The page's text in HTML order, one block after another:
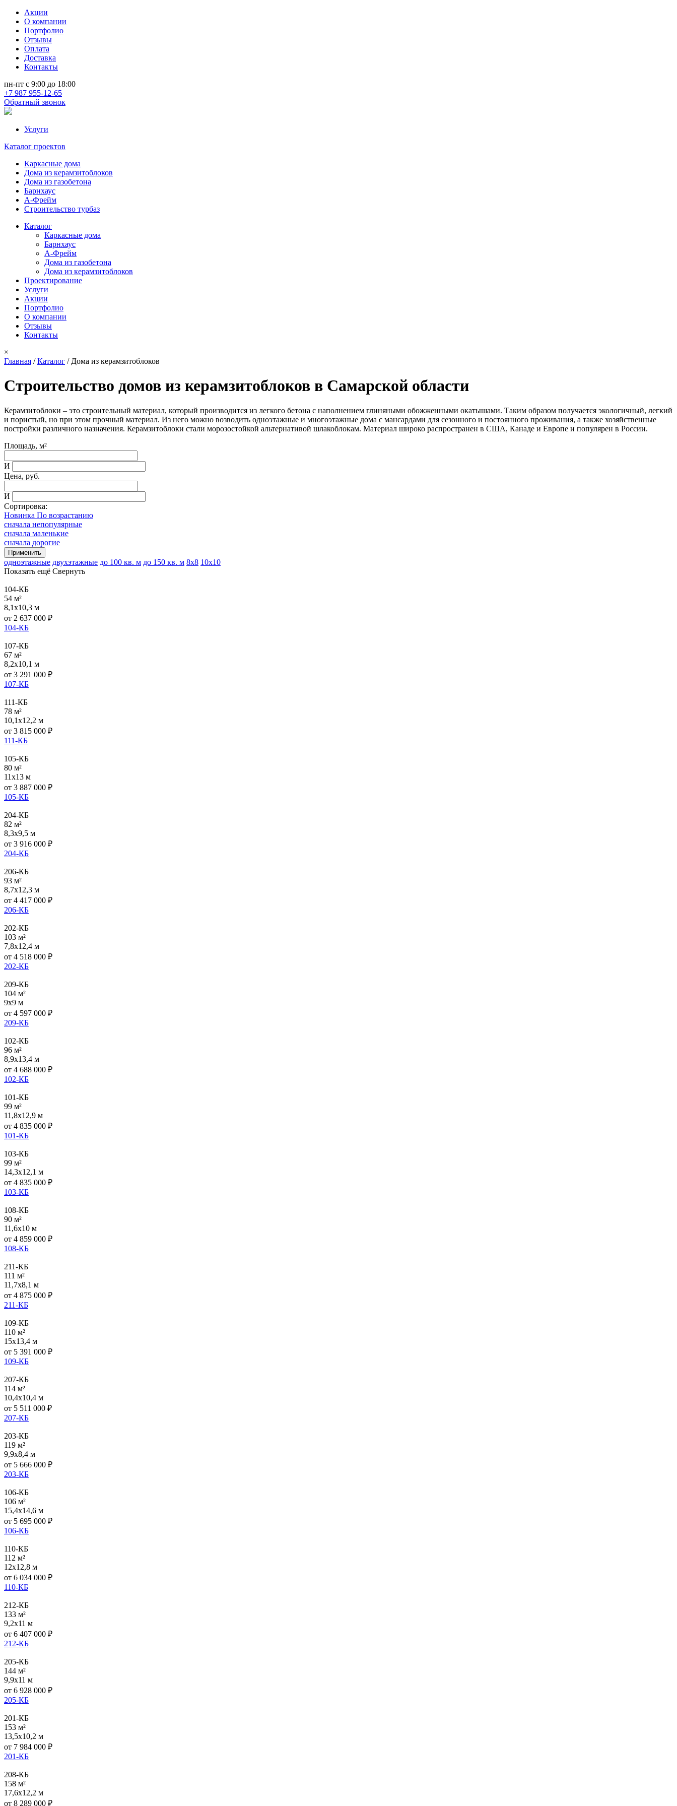
Акции
О компании
Портфолио
Отзывы
Оплата
Доставка
Контакты
пн-пт с 9:00 до 18:00
+7 987 955-12-65
Обратный звонок
Услуги
Каталог проектов
Каркасные дома
Дома из керамзитоблоков
Дома из газобетона
Барнхаус
А-Фрейм
Строительство турбаз
Каталог
Каркасные дома
Барнхаус
А-Фрейм
Дома из газобетона
Дома из керамзитоблоков
Проектирование
Услуги
Акции
Портфолио
О компании
Отзывы
Контакты
×
Главная / Каталог / Дома из керамзитоблоков
Строительство домов из керамзитоблоков в Самарской области
Керамзитоблоки – это строительный материал, который производится из легкого бетона с наполнением глиняными обожженными окатышами. Таким образом получается экологичный, легкий
и пористый, но при этом прочный материал. Из него можно возводить одноэтажные и многоэтажные дома с мансардами для сезонного и постоянного проживания, а также хозяйственные
постройки различного назначения. Керамзитоблоки стали морозостойкой альтернативой шлакоблокам. Материал широко распространен в США, Канаде и Европе и популярен в России.
Площадь, м²
И
Цена, руб.
И
Сортировка:
Новинка По возрастанию
сначала непопулярные
сначала маленькие
сначала дорогие
одноэтажные двухэтажные до 100 кв. м до 150 кв. м 8x8 10x10
Показать ещё Свернуть
104-КБ
54 м²
8,1x10,3 м
от 2 637 000 ₽
104-КБ
107-КБ
67 м²
8,2x10,1 м
от 3 291 000 ₽
107-КБ
111-КБ
78 м²
10,1x12,2 м
от 3 815 000 ₽
111-КБ
105-КБ
80 м²
11x13 м
от 3 887 000 ₽
105-КБ
204-КБ
82 м²
8,3x9,5 м
от 3 916 000 ₽
204-КБ
206-КБ
93 м²
8,7x12,3 м
от 4 417 000 ₽
206-КБ
202-КБ
103 м²
7,8x12,4 м
от 4 518 000 ₽
202-КБ
209-КБ
104 м²
9x9 м
от 4 597 000 ₽
209-КБ
102-КБ
96 м²
8,9x13,4 м
от 4 688 000 ₽
102-КБ
101-КБ
99 м²
11,8x12,9 м
от 4 835 000 ₽
101-КБ
103-КБ
99 м²
14,3x12,1 м
от 4 835 000 ₽
103-КБ
108-КБ
90 м²
11,6x10 м
от 4 859 000 ₽
108-КБ
211-КБ
111 м²
11,7x8,1 м
от 4 875 000 ₽
211-КБ
109-КБ
110 м²
15x13,4 м
от 5 391 000 ₽
109-КБ
207-КБ
114 м²
10,4x10,4 м
от 5 511 000 ₽
207-КБ
203-КБ
119 м²
9,9x8,4 м
от 5 666 000 ₽
203-КБ
106-КБ
106 м²
15,4x14,6 м
от 5 695 000 ₽
106-КБ
110-КБ
112 м²
12x12,8 м
от 6 034 000 ₽
110-КБ
212-КБ
133 м²
9,2x11 м
от 6 407 000 ₽
212-КБ
205-КБ
144 м²
9,9x11 м
от 6 928 000 ₽
205-КБ
201-КБ
153 м²
13,5x10,2 м
от 7 984 000 ₽
201-КБ
208-КБ
158 м²
17,6x12,2 м
от 8 289 000 ₽